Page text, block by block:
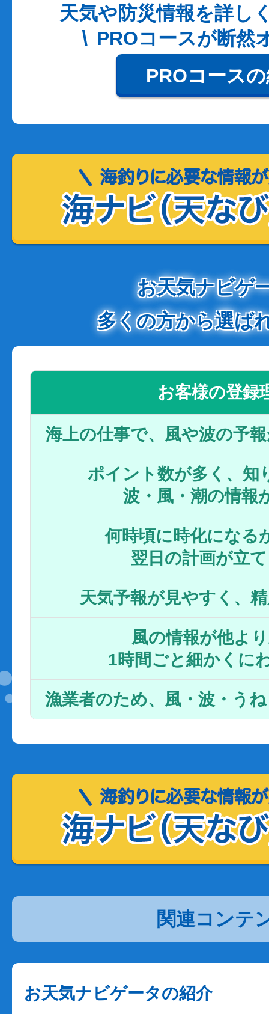
天気や防災情報を詳し
PROコースが断然
PROコース
お天気ナビゲ
多くの方から選ば
お客様の登録
海上の仕事で、風や波の予
ポイント数が多く、知
波・風・潮の情報
何時頃に時化になる
翌日の計画が立
天気予報が見やすく、
風の情報が他よ
1時間ごと細かくに
漁業者のため、風・波・う
関連コンテ
お天気ナビゲータの紹介